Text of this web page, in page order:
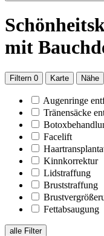
mit
Filtern 0 Karte Nähe
Augenringe
Tränensäcke
Facelift
Kinnkorrektur
Lidstraffung
Bruststraffung
Fettabsaugung
alle Filter